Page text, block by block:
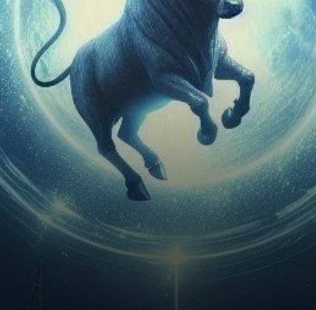
marché des cryptomonnaies,
enregistrant une baisse
d’environ…